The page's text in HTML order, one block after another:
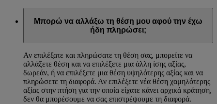
Μπορώ να αλλάξω τη θέση μου αφού την έχω
ήδη πληρώσει;
Αν επιλέξατε και πληρώσατε τη θέση σας, μπορείτε να
αλλάξετε θέση και να επιλέξετε μια άλλη ίσης αξίας,
δωρεάν, ή να επιλέξετε μια θέση υψηλότερης αξίας και να
πληρώσετε τη διαφορά. Αν επιλέξετε νέα θέση χαμηλότερης
αξίας στην πτήση για την οποία είχατε κάνει αρχικά κράτηση,
δεν θα μπορέσουμε να σας επιστρέψουμε τη διαφορά.